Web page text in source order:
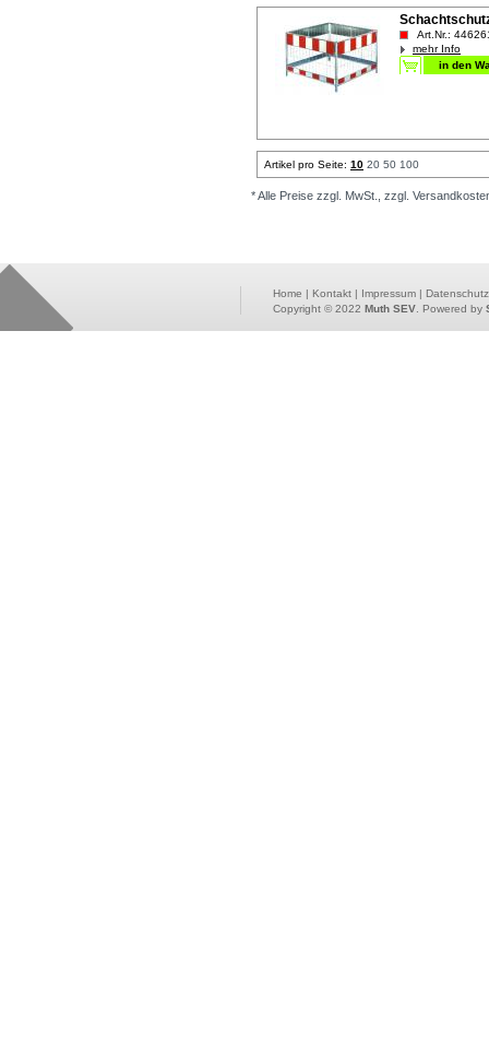
Art.Nr.:
mehr Info
Artikel pro Seite: 10 20 50 100
* Alle Preise zzgl. MwSt., zzgl.
Home | Kontakt | Impressum |
Copyright © 2022 Muth SEV . Powered by